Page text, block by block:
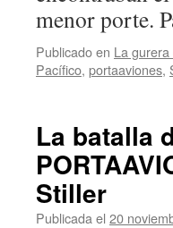
menor porte.
Publicado en La
Pacífico, portaaviones,
La batalla
Stiller
Publicada el 20